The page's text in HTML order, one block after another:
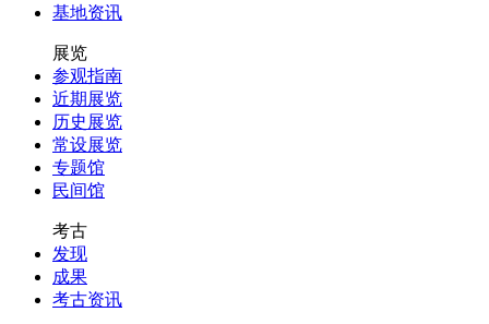
基地资讯
展览
参观指南
近期展览
历史展览
常设展览
专题馆
民间馆
考古
发现
成果
考古资讯